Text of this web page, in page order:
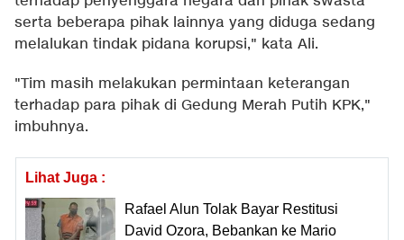
serta beberapa pihak lainnya yang diduga sedang
melalukan tindak pidana korupsi," kata Ali.
"Tim masih melakukan permintaan keterangan
terhadap para pihak di Gedung Merah Putih KPK,"
imbuhnya.
Lihat Juga :
Rafael Alun Tolak Bayar Restitusi
David Ozora, Bebankan ke Mario